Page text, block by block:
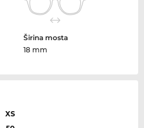
Širina mosta
18 mm
XS